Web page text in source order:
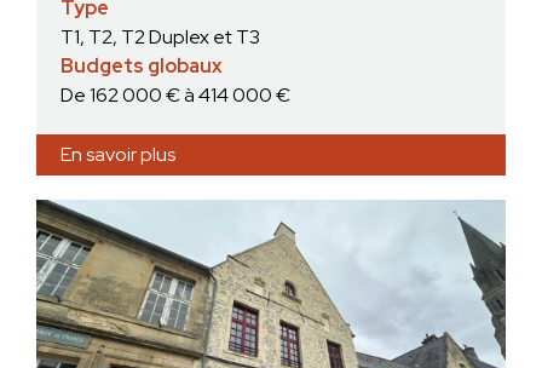
Type
T1, T2, T2 Duplex et T3
Budgets globaux
De 162 000 € à 414 000 €
En savoir plus